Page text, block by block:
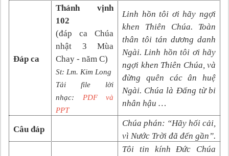
Đáp ca
Thánh vịnh
102
(đáp ca Chúa
nhật 3 Mùa
Chay - năm C)
St: Lm. Kim Long
Tải file lời
nhạc: PDF và
PPT
Linh hồn tôi ơi hãy ngợi
khen Thiên Chúa. Toàn
thân tôi tán dương danh
Ngài. Linh hồn tôi ơi hãy
ngợi khen Thiên Chúa, và
đừng quên các ân huệ
Ngài. Chúa là Đấng từ bi
nhân hậu …
Câu đáp
Chúa phán: “Hãy hối cải,
vì Nước Trời đã đến gần”.
Tôi tin kính Đức Chúa